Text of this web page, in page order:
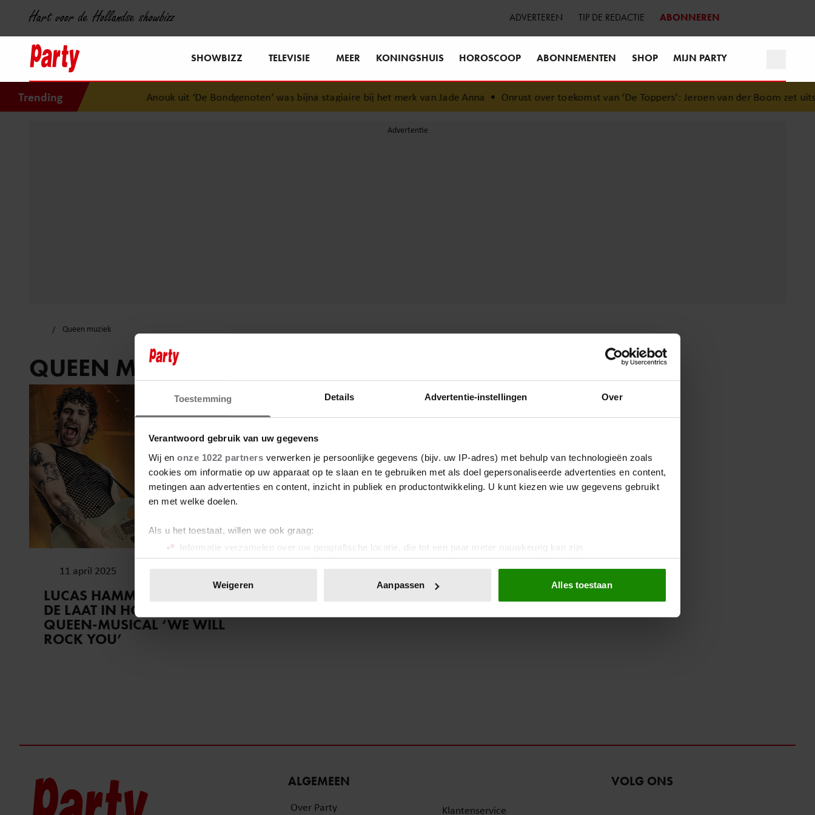
Toestemming Details Advertentie-instellingen Over
Verantwoord gebruik van uw gegevens
Wij en onze 1022 partners verwerken je persoonlijke gegevens (bijv. uw IP-adres) met behulp van technologieën zoals
cookies om informatie op uw apparaat op te slaan en te gebruiken met als doel gepersonaliseerde advertenties en content,
metingen aan advertenties en content, inzicht in publiek en productontwikkeling. U kunt kiezen wie uw gegevens gebruikt
en met welke doelen.
Als u het toestaat, willen we ook graag:
Informatie verzamelen over uw geografische locatie, die tot een paar meter nauwkeurig kan zijn
Uw apparaat identificeren door het actief te scannen op specifieke eigenschappen (fingerprinting)
toestemming op elk moment wijzigen of intrekken in de Cookieverklaring.
We gebruiken cookies om content en advertenties te personaliseren, om functies voor social media te bieden en om ons
Weigeren Aanpassen Alles toestaan
Hart voor de Hollandse showbizz ADVERTEREN TIP DE REDACTIE ABONNEREN
SHOWBIZZ TELEVISIE MEER KONINGSHUIS HOROSCOOP ABONNEMENTEN SHOP MIJN PARTY
Trending Anouk uit ‘De Bondgenoten’ was bijna stagiaire bij het merk van Jade Anna•Onrust over toekomst van ‘De Toppers’: Jeroen van der Boom zet
Queen muziek
QUEEN MUZIEK
11 april 2025
LUCAS HAMMING EN MAGTEL
DE LAAT IN HOOFDROLLEN VAN
QUEEN-MUSICAL ‘WE WILL
ROCK YOU’
ALGEMEEN
Over Party Klantenservice
VOLG ONS